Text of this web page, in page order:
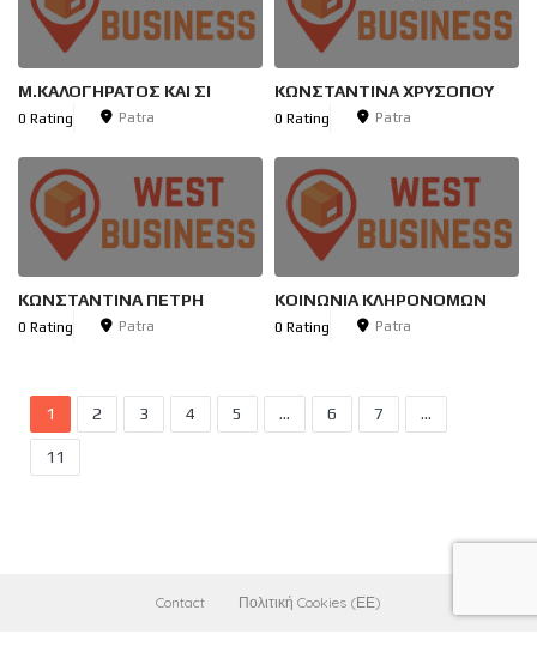
Μ.ΚΑΛΟΓΗΡΑΤΟΣ ΚΑΙ ΣΙ
0 Rating Patra
ΚΩΝΣΤΑΝΤΙΝΑ ΧΡΥΣΟΠΟΥ
0 Rating Patra
ΚΩΝΣΤΑΝΤΙΝΑ ΠΕΤΡΗ
0 Rating Patra
ΚΟΙΝΩΝΙΑ ΚΛΗΡΟΝΟΜΩΝ
0 Rating Patra
1 2 3 4 5 ... 6 7 ...
11
Contact Πολιτική Cookies (ΕΕ)